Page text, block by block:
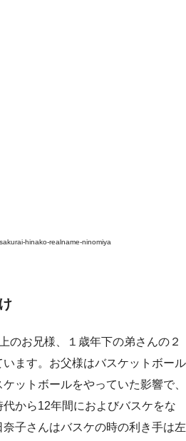
hinako-realname-ninomiya
のお兄様、１歳年下の弟さんの２
ます。お父様はバスケットボール
ットボールをやっていた影響で、
から12年間におよびバスケをな
子さんはバスケの時の利き手は左